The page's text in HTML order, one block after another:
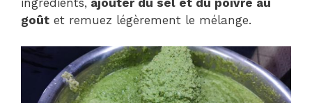
goût et remuez légèrement le mélange.